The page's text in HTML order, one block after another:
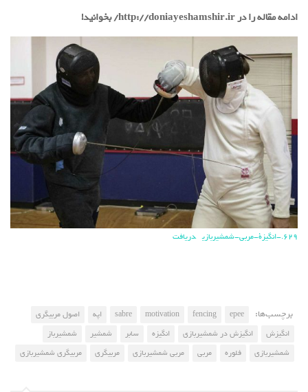
ادامه مقاله را در http://doniayeshamshir.ir/ بخوانید!
629.-انگیزة-مربی-شمشیربازی دریافت
برچسب‌ها: epee
fencing
motivation
sabre اپه
اصول مربیگری
انگیزش
انگیزش در شمشیربازی انگیزه سابر شمشیر
شمشیرباز
شمشیربازی
فلوره مربی مربی شمشیربازی مربیگری مربیگری شمشیربازی